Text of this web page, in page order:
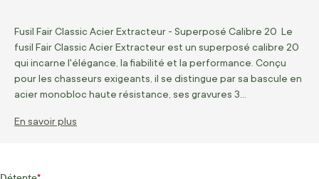
Fusil Fair Classic Acier Extracteur - Superposé Calibre 20 Le
fusil Fair Classic Acier Extracteur est un superposé calibre 20
qui incarne l'élégance, la fiabilité et la performance. Conçu
pour les chasseurs exigeants, il se distingue par sa bascule en
acier monobloc haute résistance, ses gravures 3…
En savoir plus